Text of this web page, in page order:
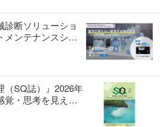
診断ソリューショ
メンテナンスショ
（SQ誌）』2026年
覚・思考を見える
生物多様性を考